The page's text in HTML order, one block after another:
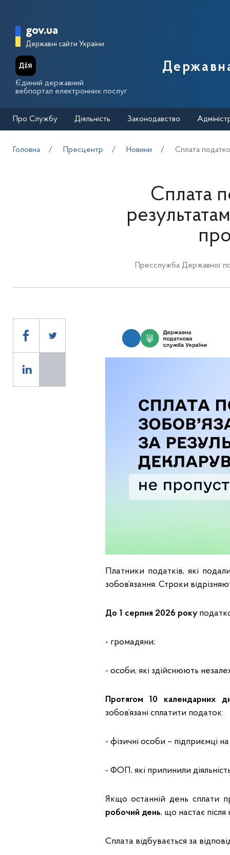
Головна сторінка Державної
gov.ua
Державні сайти України
Єдиний державний
вебпортал електронних послуг
Про Службу Діяльність Законодавство
Головна Пресцентр Новини Сплата
Сплата
Пресслужба Державної
Платники податків, які
зобов’язання. Строки
До 1 серпня 2026 року
- громадяни;
- особи, які здійснюють
Протягом 10 календарних
зобов’язані сплатити податок:
- фізичні особи – підприємці на
- ФОП, які припинили
Якщо останній день сплати
робочий день, що настає після
Сплата відбувається за